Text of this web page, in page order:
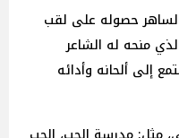
حصوله على لقب
منحه له الشاعر
إلى ألحانه وأدائه